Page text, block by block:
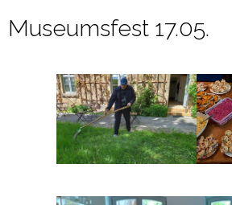
Museumsfest 17.05.